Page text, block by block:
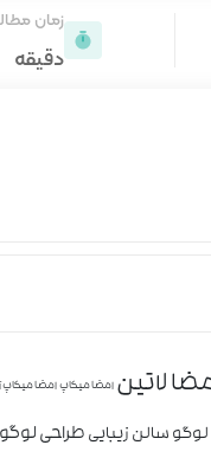
زمان
دقیقه
لاتین امضا میکاپامضا میکاپ
سالن زیباییطراحی